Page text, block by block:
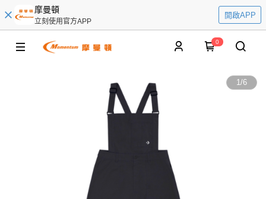
摩曼頓
立刻使用官方APP
開啟APP
0
1/6